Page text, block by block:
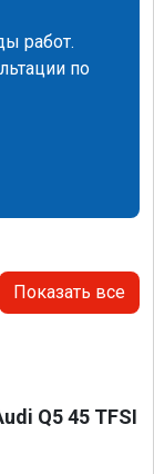
работ.
по
Показать все
Q5 45 TFSI